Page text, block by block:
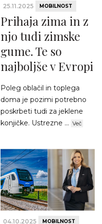
25.11.2025 MOBILNOST
Prihaja zima in z
njo tudi zimske
gume. Te so
najboljše v Evropi
Poleg oblačil in toplega
doma je pozimi potrebno
poskrbeti tudi za jeklene
konjičke. Ustrezne ... Več
04.10.2025 MOBILNOST